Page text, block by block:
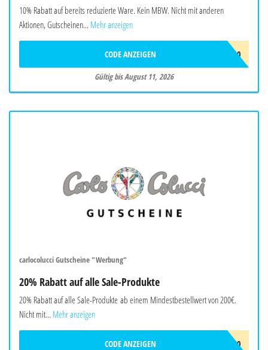
10% Rabatt auf bereits reduzierte Ware. Kein MBW. Nicht mit anderen
Aktionen, Gutscheinen... Mehr anzeigen
FINAL10
CODE ANZEIGEN
Gültig bis August 11, 2026
carlocolucci Gutscheine "Werbung"
20% Rabatt auf alle Sale-Produkte
20% Rabatt auf alle Sale-Produkte ab einem Mindestbestellwert von 200€.
Nicht mit... Mehr anzeigen
EXTRA20
CODE ANZEIGEN